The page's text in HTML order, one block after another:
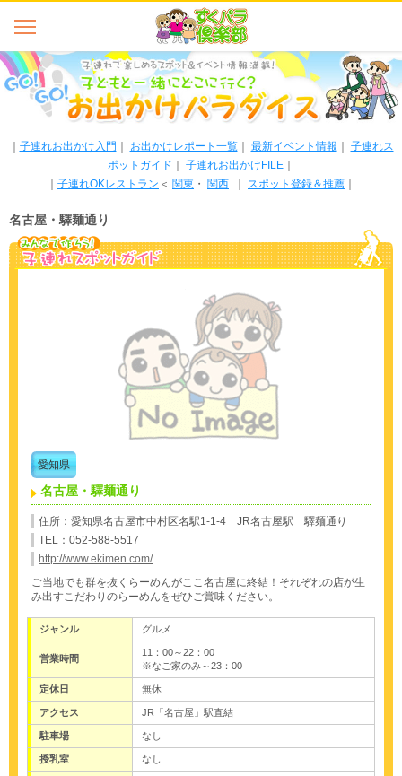
子連れお出かけ入門 お出かけレポート一覧｜ 最新イベント情報
子連れス
ポットガイド
子連れお出かけFILE
子連れOKレストラン ＜ 関東 ・ 関西 スポット登録＆推薦
名古屋・驛麺通り
愛知県
名古屋・驛麺通り
住所：愛知県名古屋市中村区名駅1-1-4 JR名古屋駅 驛麺通り
TEL：052-588-5517
http://www.ekimen.com/
ご当地でも群を抜くらーめんがここ名古屋に終結！それぞれの店が生
み出すこだわりのらーめんをぜひご賞味ください。
ジャンル グルメ
営業時間
11：00～22：00
※なご家のみ～23：00
定休日 無休
アクセス JR「名古屋」駅直結
駐車場 なし
授乳室 なし